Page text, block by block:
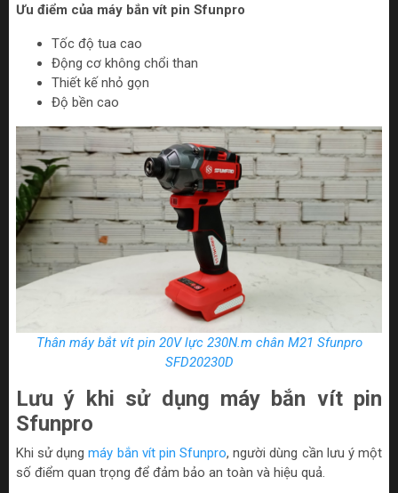
Ưu điểm của máy bắn vít pin Sfunpro
Tốc độ tua cao
Động cơ không chổi than
Thiết kế nhỏ gọn
Độ bền cao
Thân máy bắt vít pin 20V lực 230N.m chân M21 Sfunpro
SFD20230D
Lưu ý khi sử dụng máy bắn vít pin
Sfunpro
Khi sử dụngmáy bắn vít pin Sfunpro, người dùng cần lưu ý một
số điểm quan trọng để đảm bảo an toàn và hiệu quả.